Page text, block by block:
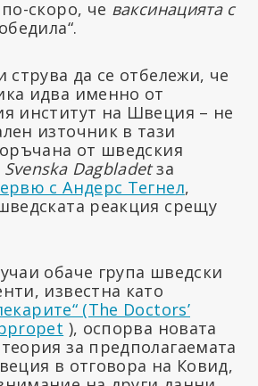
скоро, че ваксинацията с
струва да се отбележи, че
идва именно от
институт на Швеция – не
източник в тази
от шведския
Svenska Dagbladetза
с Андерс Тегнел,
реакция срещу
обаче група шведски
известна като
(The Doctors’
), оспорва новата
за предполагаемата
в отговора на Ковид,